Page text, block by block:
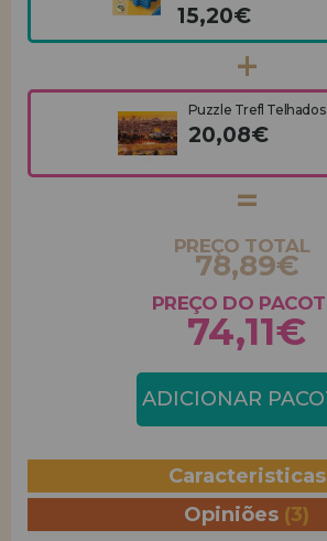
15,20€
Puzzle Trefl Telhados
20,08€
PREÇO TOTAL
78,89€
PREÇO DO
74,11€
ADICIONAR
Caracteristicas
Opiniões (3)